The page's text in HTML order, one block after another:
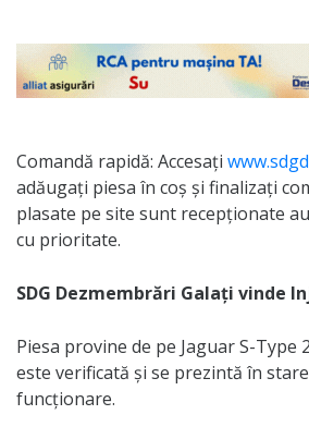
Comandă rapidă: Accesați
adăugați piesa în coș și finalizați
plasate pe site sunt recepționate
cu prioritate.
SDG Dezmembrări Galați vinde
Piesa provine de pe Jaguar S-Type
este verificată și se prezintă în
funcționare.